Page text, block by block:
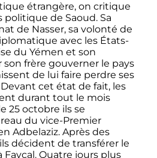
étrangère, on critique
politique de Saoud. Sa
de Nasser, sa volonté de
avec les États-
du Yémen et son
son frère gouverner le pays
de lui faire perdre ses
cet état de fait, les
durant tout le mois
25 octobre ils se
du vice-Premier
Adbelaziz. Après des
décident de transférer le
Quatre jours plus